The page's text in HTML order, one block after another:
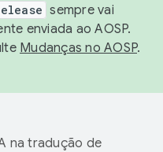
sempre vai
enviada ao AOSP.
Mudanças no AOSP.
na tradução de